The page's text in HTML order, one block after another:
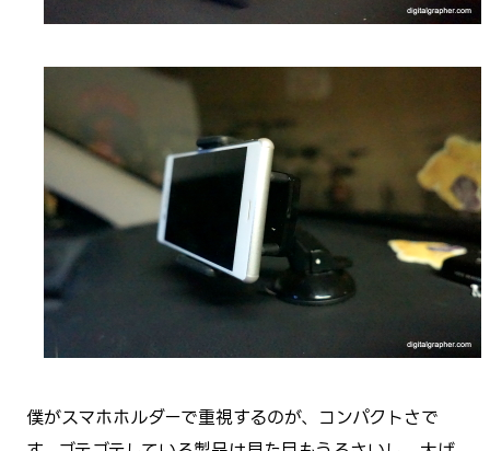
僕がスマホホルダーで重視するのが、コンパクトさで